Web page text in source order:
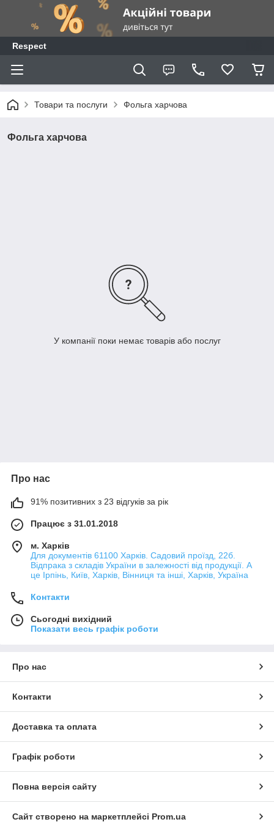
Respect
Товари та послуги Фольга харчова
Фольга харчова
У компанії поки немає товарів або послуг
Про нас
91% позитивних з 23 відгуків за рік
Працює з 31.01.2018
м. Харків
Для документів 61100 Харків. Садовий проїзд, 22б.
Відпрака з складів України в залежності від продукції. А
це Ірпінь, Київ, Харків, Вінниця та інші, Харків, Україна
Контакти
Сьогодні вихідний
Показати весь графік роботи
Про нас
Контакти
Доставка та оплата
Графік роботи
Повна версія сайту
Сайт створено на маркетплейсі Prom.ua